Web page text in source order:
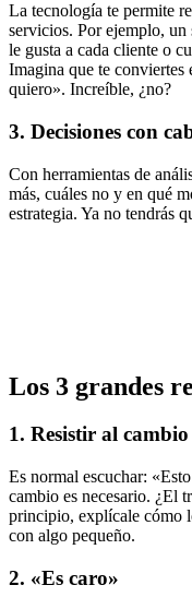
La tecnología te permite
servicios. Por ejemplo,
le gusta a cada cliente o
Imagina que te conviertes
quiero». Increíble, ¿no?
3. Decisiones con
Con herramientas de
más, cuáles no y en qué
estrategia. Ya no tendrás
Los 3 grandes
1. Resistir al cambio
Es normal escuchar:
cambio es necesario. ¿El
principio, explícale cómo
con algo pequeño.
2. «Es caro»